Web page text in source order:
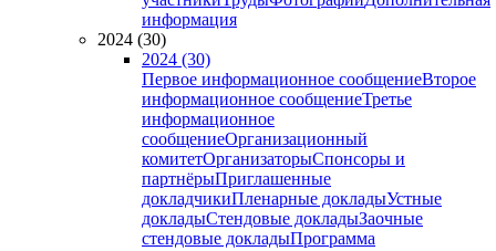
информация
2024 (30)
2024 (30)
Первое информационное сообщениеВторое
информационное сообщениеТретье
информационное
сообщениеОрганизационный
комитетОрганизаторыСпонсоры и
партнёрыПриглашенные
докладчикиПленарные докладыУстные
докладыСтендовые докладыЗаочные
стендовые докладыПрограмма